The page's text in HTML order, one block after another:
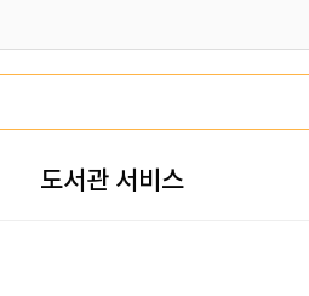
도서관 서비스